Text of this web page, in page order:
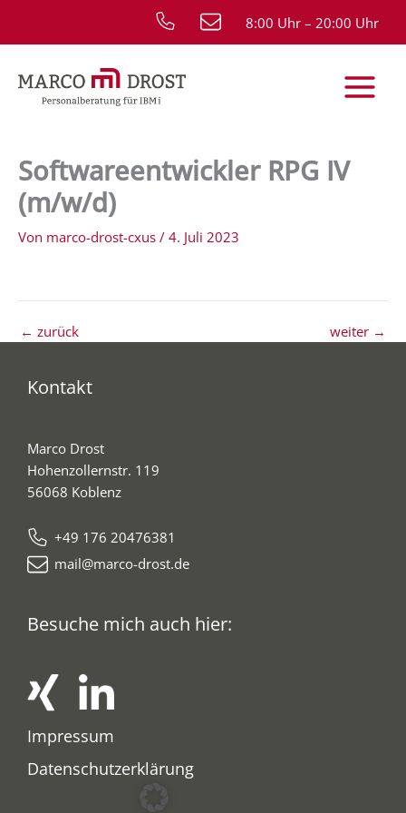
8:00 Uhr – 20:00 Uhr
Softwareentwickler RPG IV
(m/w/d)
Von marco-drost-cxus / 4. Juli 2023
← zurück weiter →
Kontakt
Marco Drost
Hohenzollernstr. 119
56068 Koblenz
+49 176 20476381
mail@marco-drost.de
Besuche mich auch hier:
Impressum
Datenschutzerklärung